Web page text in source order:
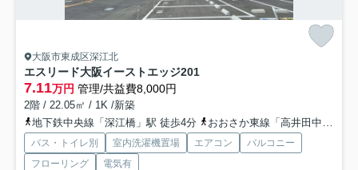
大阪市東成区深江北
エスリード大阪イーストエッジ201
7.11万円 管理/共益費8,000円
2階 / 22.05㎡ / 1K /新築
地下鉄中央線「深江橋」駅 徒歩4分
おおさか東線「高井田中央」駅 徒歩15分
バス・トイレ別 室内洗濯機置場 エアコン
バルコニー
フローリング
電気有